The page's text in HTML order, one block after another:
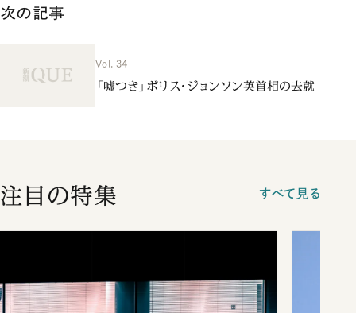
次の記事
Vol. 34
「嘘つき」ボリス・ジョンソン英首相の去就
注目の特集 すべて見る